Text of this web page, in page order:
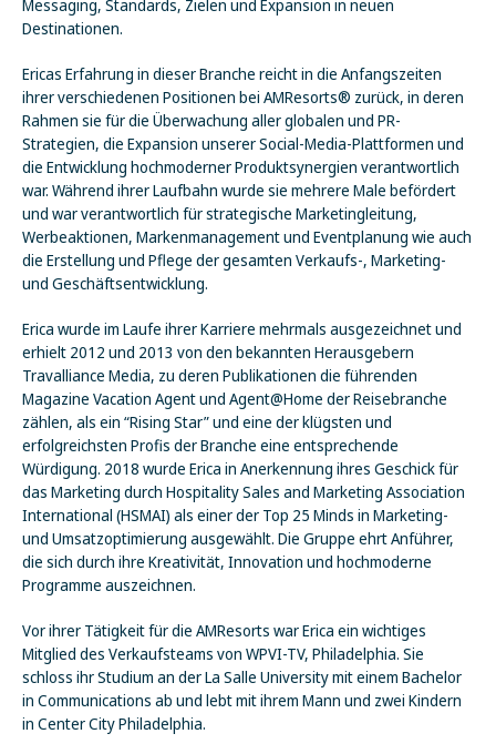
Messaging, Standards, Zielen und Expansion in neuen
Destinationen.
Ericas Erfahrung in dieser Branche reicht in die Anfangszeiten
ihrer verschiedenen Positionen bei AMResorts® zurück, in deren
Rahmen sie für die Überwachung aller globalen und PR-
Strategien, die Expansion unserer Social-Media-Plattformen und
die Entwicklung hochmoderner Produktsynergien verantwortlich
war. Während ihrer Laufbahn wurde sie mehrere Male befördert
und war verantwortlich für strategische Marketingleitung,
Werbeaktionen, Markenmanagement und Eventplanung wie auch
die Erstellung und Pflege der gesamten Verkaufs-, Marketing-
und Geschäftsentwicklung.
Erica wurde im Laufe ihrer Karriere mehrmals ausgezeichnet und
erhielt 2012 und 2013 von den bekannten Herausgebern
Travalliance Media, zu deren Publikationen die führenden
Magazine Vacation Agent und Agent@Home der Reisebranche
zählen, als ein “Rising Star” und eine der klügsten und
erfolgreichsten Profis der Branche eine entsprechende
Würdigung. 2018 wurde Erica in Anerkennung ihres Geschick für
das Marketing durch Hospitality Sales and Marketing Association
International (HSMAI) als einer der Top 25 Minds in Marketing-
und Umsatzoptimierung ausgewählt. Die Gruppe ehrt Anführer,
die sich durch ihre Kreativität, Innovation und hochmoderne
Programme auszeichnen.
Vor ihrer Tätigkeit für die AMResorts war Erica ein wichtiges
Mitglied des Verkaufsteams von WPVI-TV, Philadelphia. Sie
schloss ihr Studium an der La Salle University mit einem Bachelor
in Communications ab und lebt mit ihrem Mann und zwei Kindern
in Center City Philadelphia.